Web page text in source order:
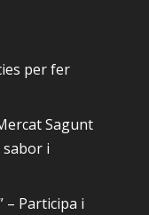
per fer
Sagunt
sabor i
– Participa i